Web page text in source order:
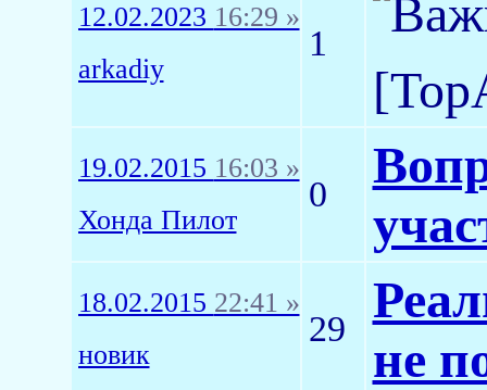
12.02.2023 16:29 »
arkadiy
1
19.02.2015 16:03 »
Хонда Пилот
0
18.02.2015 22:41 »
новик
29
не